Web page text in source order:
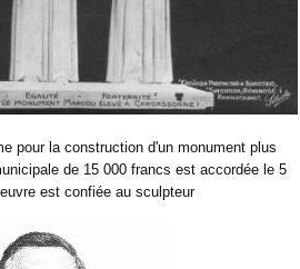
pour la construction d'un monument plus
de 15 000 francs est accordée le 5
est confiée au sculpteur